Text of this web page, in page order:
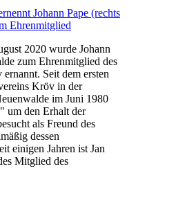
2020 wurde Johann
zum Ehrenmitglied des
Seit dem ersten
Kröv in der
im Juni 1980
um den Erhalt der
als Freund des
dessen
einigen Jahren ist Jan
Mitglied des